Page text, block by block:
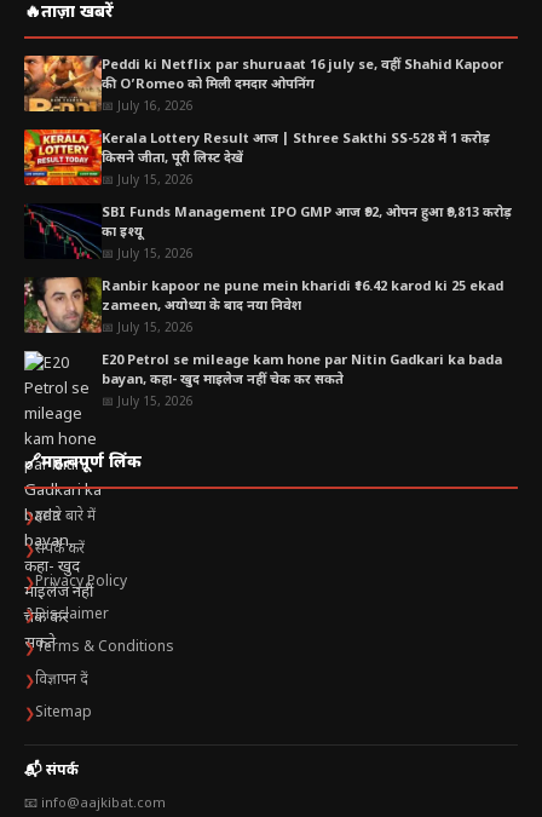
🔥ताज़ा खबरें
Peddi ki Netflix par shuruaat 16 july se, वहीं Shahid Kapoor
की O’Romeo को मिली दमदार ओपनिंग
📅 July 16, 2026
Kerala Lottery Result आज | Sthree Sakthi SS-528 में 1 करोड़
किसने जीता, पूरी लिस्ट देखें
📅 July 15, 2026
SBI Funds Management IPO GMP आज ₹92, ओपन हुआ ₹9,813 करोड़
का इश्यू
📅 July 15, 2026
Ranbir kapoor ne pune mein kharidi ₹16.42 karod ki 25 ekad
zameen, अयोध्या के बाद नया निवेश
📅 July 15, 2026
E20 Petrol se mileage kam hone par Nitin Gadkari ka bada
bayan, कहा- खुद माइलेज नहीं चेक कर सकते
📅 July 15, 2026
🔗महत्वपूर्ण लिंक
❯हमारे बारे में
❯संपर्क करें
❯Privacy Policy
❯Disclaimer
❯Terms & Conditions
❯विज्ञापन दें
❯Sitemap
📬 संपर्क
📧 info@aajkibat.com